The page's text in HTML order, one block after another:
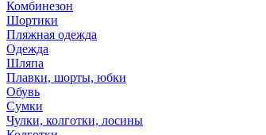
Комбинезон
Шортики
Пляжная одежда
Одежда
Шляпа
Плавки, шорты, юбки
Обувь
Сумки
Чулки, колготки, лосины